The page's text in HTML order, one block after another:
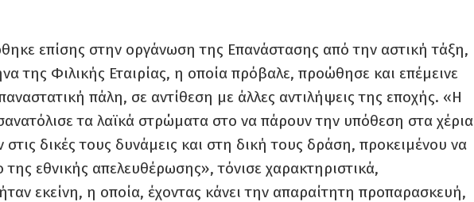
επίσης στην οργάνωση της Επανάστασης από την αστική τάξη,
της Φιλικής Εταιρίας, η οποία πρόβαλε, προώθησε και επέμεινε
πάλη, σε αντίθεση με άλλες αντιλήψεις της εποχής. «Η
τα λαϊκά στρώματα στο να πάρουν την υπόθεση στα χέρια
στις δικές τους δυνάμεις και στη δική τους δράση, προκειμένου να
εθνικής απελευθέρωσης», τόνισε χαρακτηριστικά,
εκείνη, η οποία, έχοντας κάνει την απαραίτητη προπαρασκευή,